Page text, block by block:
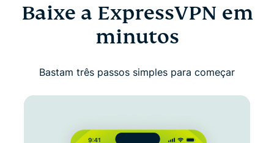
Baixe a ExpressVPN em
minutos
Bastam três passos simples para começar